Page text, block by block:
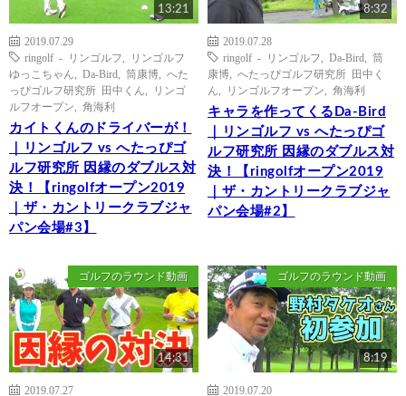
13:21
2019.07.29
ringolf - リンゴルフ
リンゴルフ
ゆっこちゃん
Da-Bird 筒康博
へた
っぴゴルフ研究所 田中くん
リンゴ
ルフオープン
角海利
カイトくんのドライバーが！
｜リンゴルフ vs へたっぴゴ
ルフ研究所 因縁のダブルス対
決！【ringolfオープン2019
｜ザ・カントリークラブジャ
パン会場#3】
8:32
2019.07.28
ringolf - リンゴルフ
Da-Bird
筒
康博
へたっぴゴルフ研究所 田中く
ん
リンゴルフオープン 角海利
キャラを作ってくるDa-Bird
｜リンゴルフ vs へたっぴゴ
ルフ研究所 因縁のダブルス対
決！【ringolfオープン2019
｜ザ・カントリークラブジャ
パン会場#2】
ゴルフのラウンド動画
14:31
2019.07.27
ゴルフのラウンド動画
8:19
2019.07.20